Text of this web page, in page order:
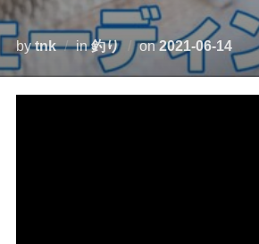
bytnk in釣り on投
日:
2021-06-14